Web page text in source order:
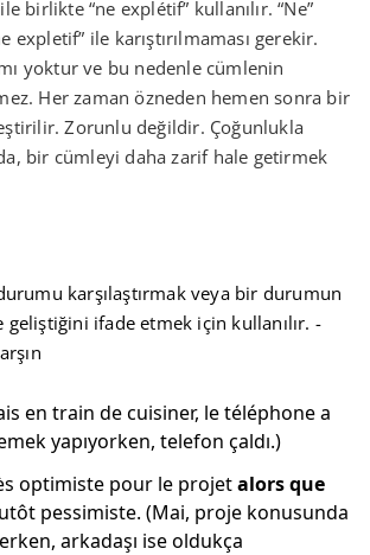
birlikte “ne explétif” kullanılır. “Ne”
expletif” ile karıştırılmaması gerekir.
yoktur ve bu nedenle cümlenin
Her zaman özneden hemen sonra bir
Zorunlu değildir. Çoğunlukla
bir cümleyi daha zarif hale getirmek
karşılaştırmak veya bir durumun
geliştiğini ifade etmek için kullanılır. -
en train de cuisiner, le téléphone a
yapıyorken, telefon çaldı.)
optimiste pour le projetalors que
pessimiste. (Mai, proje konusunda
arkadaşı ise oldukça